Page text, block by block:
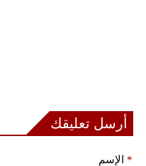
أرسل تعليقك
الإسم *